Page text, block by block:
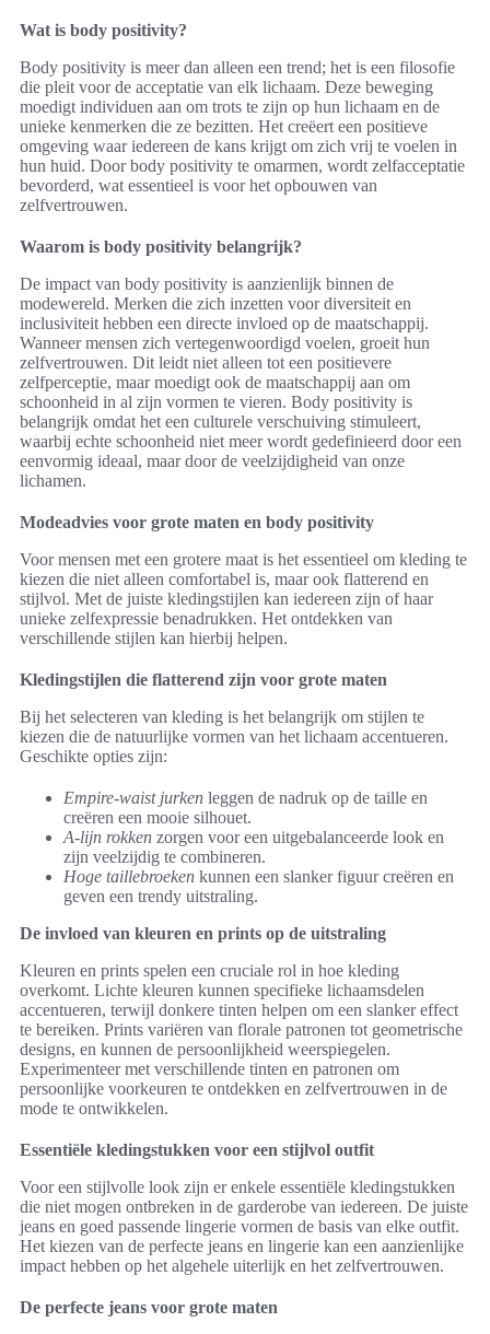
Wat is body positivity?
Body positivity is meer dan alleen een trend; het is een filosofie
die pleit voor de acceptatie van elk lichaam. Deze beweging
moedigt individuen aan om trots te zijn op hun lichaam en de
unieke kenmerken die ze bezitten. Het creëert een positieve
omgeving waar iedereen de kans krijgt om zich vrij te voelen in
hun huid. Door body positivity te omarmen, wordt zelfacceptatie
bevorderd, wat essentieel is voor het opbouwen van
zelfvertrouwen.
Waarom is body positivity belangrijk?
De impact van body positivity is aanzienlijk binnen de
modewereld. Merken die zich inzetten voor diversiteit en
inclusiviteit hebben een directe invloed op de maatschappij.
Wanneer mensen zich vertegenwoordigd voelen, groeit hun
zelfvertrouwen. Dit leidt niet alleen tot een positievere
zelfperceptie, maar moedigt ook de maatschappij aan om
schoonheid in al zijn vormen te vieren. Body positivity is
belangrijk omdat het een culturele verschuiving stimuleert,
waarbij echte schoonheid niet meer wordt gedefinieerd door een
eenvormig ideaal, maar door de veelzijdigheid van onze
lichamen.
Modeadvies voor grote maten en body positivity
Voor mensen met een grotere maat is het essentieel om kleding te
kiezen die niet alleen comfortabel is, maar ook flatterend en
stijlvol. Met de juiste kledingstijlen kan iedereen zijn of haar
unieke zelfexpressie benadrukken. Het ontdekken van
verschillende stijlen kan hierbij helpen.
Kledingstijlen die flatterend zijn voor grote maten
Bij het selecteren van kleding is het belangrijk om stijlen te
kiezen die de natuurlijke vormen van het lichaam accentueren.
Geschikte opties zijn:
Empire-waist jurken leggen de nadruk op de taille en
creëren een mooie silhouet.
A-lijn rokken zorgen voor een uitgebalanceerde look en
zijn veelzijdig te combineren.
Hoge taillebroeken kunnen een slanker figuur creëren en
geven een trendy uitstraling.
De invloed van kleuren en prints op de uitstraling
Kleuren en prints spelen een cruciale rol in hoe kleding
overkomt. Lichte kleuren kunnen specifieke lichaamsdelen
accentueren, terwijl donkere tinten helpen om een slanker effect
te bereiken. Prints variëren van florale patronen tot geometrische
designs, en kunnen de persoonlijkheid weerspiegelen.
Experimenteer met verschillende tinten en patronen om
persoonlijke voorkeuren te ontdekken en zelfvertrouwen in de
mode te ontwikkelen.
Essentiële kledingstukken voor een stijlvol outfit
Voor een stijlvolle look zijn er enkele essentiële kledingstukken
die niet mogen ontbreken in de garderobe van iedereen. De juiste
jeans en goed passende lingerie vormen de basis van elke outfit.
Het kiezen van de perfecte jeans en lingerie kan een aanzienlijke
impact hebben op het algehele uiterlijk en het zelfvertrouwen.
De perfecte jeans voor grote maten